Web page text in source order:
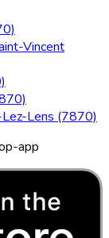
Vincent
Lens (7870)
app